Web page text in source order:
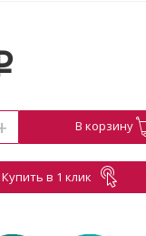
В корзину
Купить в 1 клик